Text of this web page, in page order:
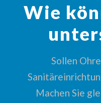
Wie
Sollen
Machen Sie